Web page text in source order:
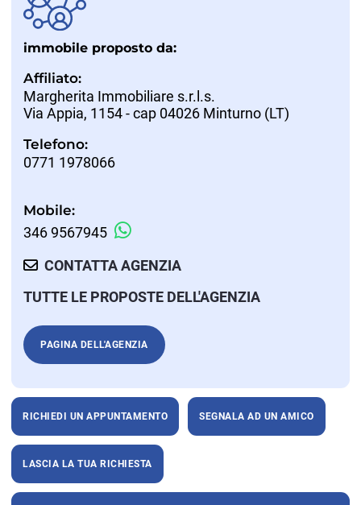
immobile proposto da:
Affiliato:
Margherita Immobiliare s.r.l.s.
Via Appia, 1154 - cap 04026 Minturno (LT)
Telefono:
0771 1978066
Mobile:
346 9567945
CONTATTA AGENZIA
TUTTE LE PROPOSTE DELL'AGENZIA
PAGINA DELL'AGENZIA
RICHIEDI UN APPUNTAMENTO SEGNALA AD UN AMICO
LASCIA LA TUA RICHIESTA